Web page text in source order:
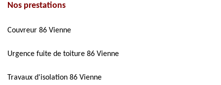
Nos prestations
Couvreur 86 Vienne
Urgence fuite de toiture 86 Vienne
Travaux d'isolation 86 Vienne